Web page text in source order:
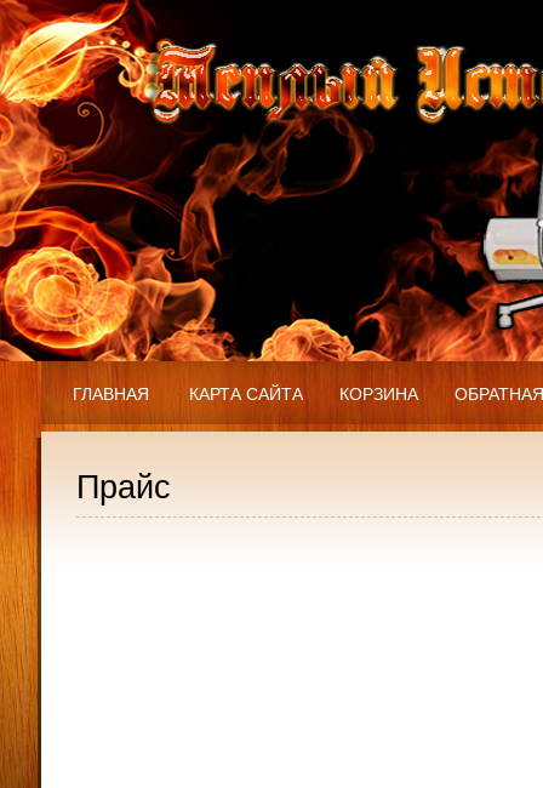
ГЛАВНАЯ КАРТА САЙТА КОРЗИНА
Прайс